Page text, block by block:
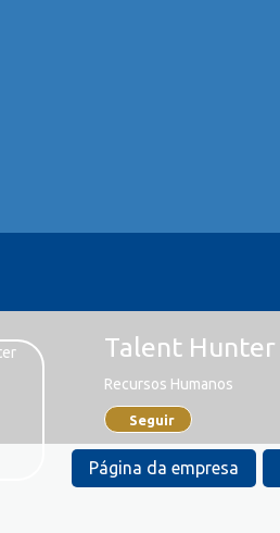
Talent Hunter
Recursos Humanos
Seguir
Página da empresa